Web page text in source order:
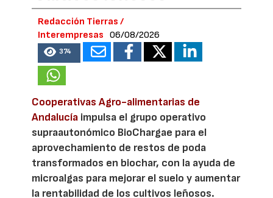
Redacción Tierras /
Interempresas
06/08/2026
374
Cooperativas Agro-alimentarias de
Andalucía impulsa el grupo operativo
supraautonómico BioChargae para el
aprovechamiento de restos de poda
transformados en biochar, con la ayuda de
microalgas para mejorar el suelo y aumentar
la rentabilidad de los cultivos leñosos.